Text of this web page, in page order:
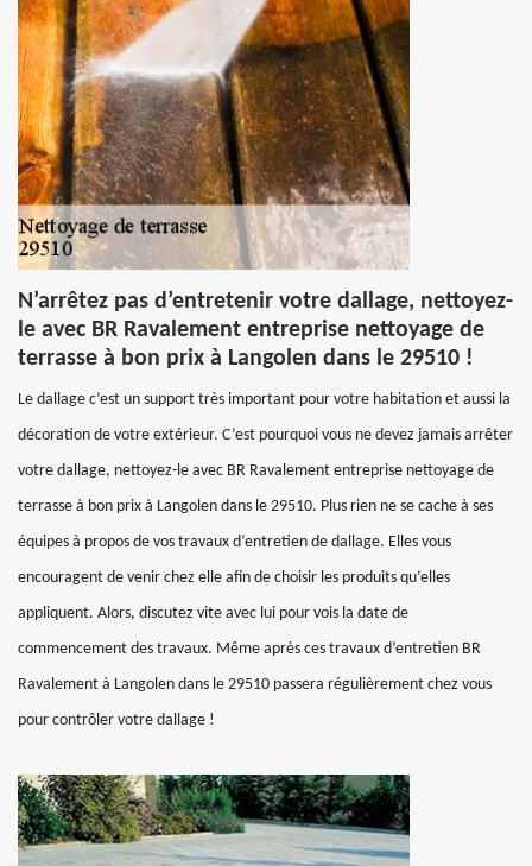
N’arrêtez pas d’entretenir votre dallage, nettoyez-
le avec BR Ravalement entreprise nettoyage de
terrasse à bon prix à Langolen dans le 29510 !
Le dallage c’est un support très important pour votre habitation et aussi la
décoration de votre extérieur. C’est pourquoi vous ne devez jamais arrêter
votre dallage, nettoyez-le avec BR Ravalement entreprise nettoyage de
terrasse à bon prix à Langolen dans le 29510. Plus rien ne se cache à ses
équipes à propos de vos travaux d’entretien de dallage. Elles vous
encouragent de venir chez elle afin de choisir les produits qu’elles
appliquent. Alors, discutez vite avec lui pour vois la date de
commencement des travaux. Même après ces travaux d’entretien BR
Ravalement à Langolen dans le 29510 passera régulièrement chez vous
pour contrôler votre dallage !